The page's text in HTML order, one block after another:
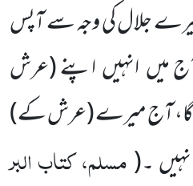
جلال کی وجہ سے آپس
میںانہیںاپنے(عرش
گا، آج میرے(عرش کے)
۔(مسلم، کتاب البر